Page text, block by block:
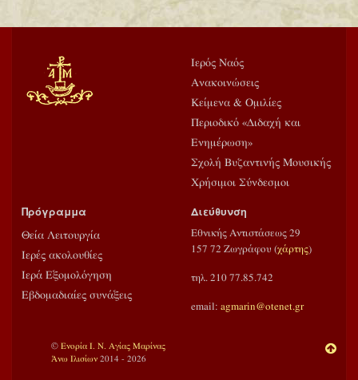
Ιερός Ναός
Ανακοινώσεις
Κείμενα & Ομιλίες
Περιοδικό «Διδαχή και
Ενημέρωση»
Σχολή Βυζαντινής Μουσικής
Χρήσιμοι Σύνδεσμοι
Πρόγραμμα
Θεία Λειτουργία
Ιερές ακολουθίες
Ιερά Εξομολόγηση
Εβδομαδιαίες συνάξεις
Διεύθυνση
Εθνικής Αντιστάσεως 29
157 72 Ζωγράφου (χάρτης)
τηλ. 210 77.85.742
email: agmarin@otenet.gr
©Ενορία Ι. Ν. Αγίας Μαρίνας
Άνω Ιλισίων 2014 - 2026